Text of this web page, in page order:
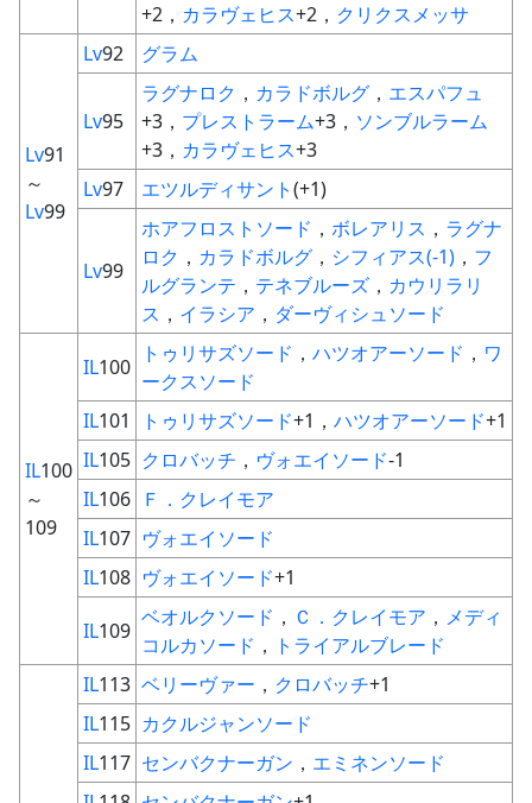
+2， カラヴェヒス+2， クリクスメッサ
Lv91
～
Lv99
Lv92 グラム
Lv95
ラグナロク ， カラドボルグ ， エスパフュ
+3， プレストラーム+3， ソンブルラーム
+3， カラヴェヒス+3
Lv97 エツルディサント(+1)
Lv99
ホアフロストソード ， ボレアリス ， ラグナ
ロク ， カラドボルグ ， シフィアス(-1) ， フ
ルグランテ ， テネブルーズ ， カウリラリ
ス ， イラシア ， ダーヴィシュソード
IL100
～
109
IL100
トゥリサズソード ， ハツオアーソード ， ワ
ークスソード
IL101 トゥリサズソード+1， ハツオアーソード+1
IL105 クロバッチ ， ヴォエイソード-1
IL106 Ｆ．クレイモア
IL107 ヴォエイソード
IL108 ヴォエイソード+1
IL109
ベオルクソード ， Ｃ．クレイモア ， メディ
コルカソード ， トライアルブレード
IL113 ベリーヴァー ， クロバッチ+1
IL115 カクルジャンソード
IL117 センバクナーガン ， エミネンソード